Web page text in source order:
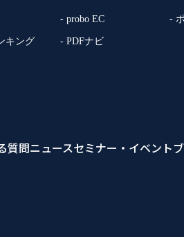
- probo EC -
キング - PDFナビ
質問ニュースセミナー・イベント